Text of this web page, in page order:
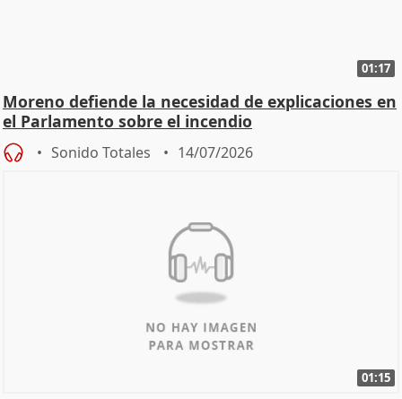
01:17
Moreno defiende la necesidad de explicaciones en
el Parlamento sobre el incendio
Sonido Totales 14/07/2026
01:15